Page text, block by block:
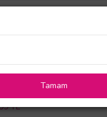
Vazoda Pembe Çardak
TL
Tamam